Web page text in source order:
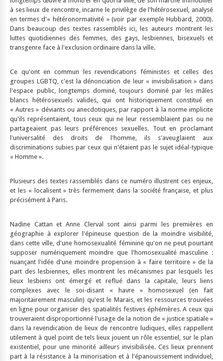
à ses lieux de rencontre, incarne le privilège de l'hétérosexuel, analysé
en termes d'« hétéronormativité » (voir par exemple Hubbard, 2000).
Dans beaucoup des textes rassemblés ici, les auteurs montrent les
luttes quotidiennes des femmes, des gays, lesbiennes, bisexuels et
transgenre face à l'exclusion ordinaire dans la ville.
Ce qu'ont en commun les revendications féministes et celles des
groupes LGBTQ, c'est la dénonciation de leur « invisibilisation » dans
l'espace public, longtemps dominé, toujours dominé par les mâles
blancs hétérosexuels valides, qui ont historiquement constitué en
« Autres » déviants ou anecdotiques, par rapport à la norme implicite
qu'ils représentaient, tous ceux qui ne leur ressemblaient pas ou ne
partageaient pas leurs préférences sexuelles. Tout en proclamant
l'universalité des droits de l'homme, ils s'aveuglaient aux
discriminations subies par ceux qui n'étaient pas le sujet idéal-typique
« Homme ».
Plusieurs des textes rassemblés dans ce numéro illustrent ces enjeux,
et les « localisent » très fermement dans la société française, et plus
précisément à Paris.
Nadine Cattan et Anne Clerval sont ainsi parmi les premières en
géographie à explorer l'épineuse question de la moindre visibilité,
dans cette ville, d'une homosexualité féminine qu'on ne peut pourtant
supposer numériquement moindre que l'homosexualité masculine :
nuançant l'idée d'une moindre propension à « faire territoire » de la
part des lesbiennes, elles montrent les mécanismes par lesquels les
lieux lesbiens ont émergé et reflué dans la capitale, leurs liens
complexes avec le soi-disant « havre » homosexuel (en fait
majoritairement masculin) qu'est le Marais, et les ressources trouvées
en ligne pour organiser des spatialités festives éphémères. A ceux qui
trouveraient disproportionné l'usage de la notion de « justice spatiale »
dans la revendication de lieux de rencontre ludiques, elles rappellent
utilement à quel point de tels lieux jouent un rôle essentiel, sur le plan
existentiel, pour une minorité ailleurs invisibilisée. Ces lieux prennent
part à la résistance à la minorisation et à l'épanouissement individuel,